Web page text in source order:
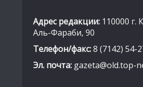
Адрес редакции: 110000 г.
Аль-Фараби, 90
Телефон/факс:8 (7142) 54-
Эл. почта: gazeta@old.top-